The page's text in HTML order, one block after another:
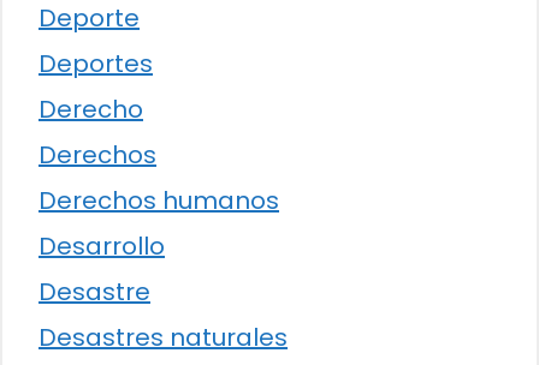
Deporte
Deportes
Derecho
Derechos
Derechos humanos
Desarrollo
Desastre
Desastres naturales